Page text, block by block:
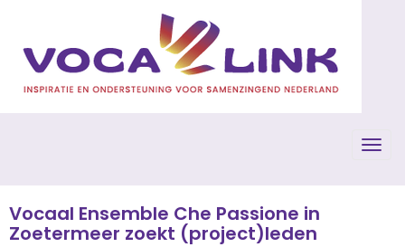
Vocaal Ensemble Che Passione in
Zoetermeer zoekt (project)leden